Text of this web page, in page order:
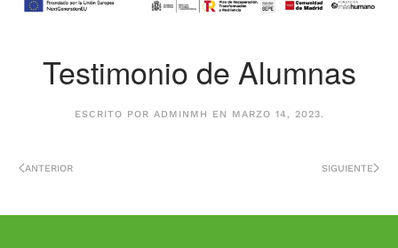
Testimonio de Alumnas
ESCRITO POR ADMINMH EN MARZO 14, 2023.
ANTERIOR SIGUIENTE